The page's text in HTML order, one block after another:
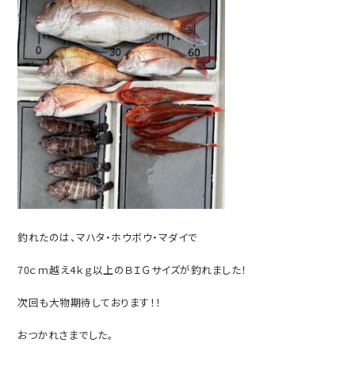
釣れたのは、マハタ・ホウボウ・マダイで
70ｃｍ越え4ｋｇ以上のＢＩＧサイズが釣れました！
次回も大物期待しております！！
おつかれさまでした。